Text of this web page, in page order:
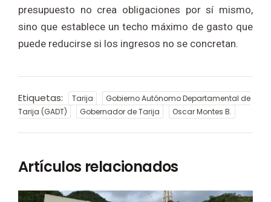
presupuesto no crea obligaciones por sí mismo,
sino que establece un techo máximo de gasto que
puede reducirse si los ingresos no se concretan.
Etiquetas: Tarija
Gobierno Autónomo Departamental de
Tarija (GADT)
Gobernador de Tarija Oscar Montes B.
Artículos relacionados